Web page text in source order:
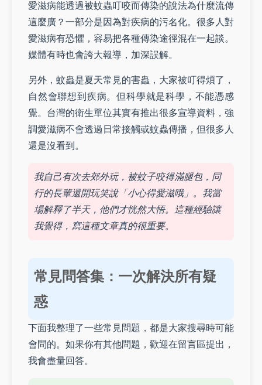
愛滋病能透過被蚊蟲叮咬而傳染的說法為什麼流傳
這麼廣？一部分是因為對疾病的污名化。很多人對
愛滋病有恐懼，容易把各種傳染途徑混在一起談。
媒體有時也會誇大報導，加深誤解。
另外，蚊蟲是夏天常見的害蟲，大家被叮得煩了，
自然會聯想到疾病。但科學就是科學，不能憑感
覺。台灣的衛生單位其實有推出很多宣導資料，強
調愛滋病不會透過日常接觸或蚊蟲傳播，但很多人
還是沒看到。
我自己有次去郊外玩，被蚊子咬得滿腿包，同
行的長輩還開玩笑說「小心得愛滋哦」。我當
場解釋了半天，他們才恍然大悟。這種經驗讓
我覺得，寫這種文章真的很重要。
常見問答集：一次解決所有疑
惑
下面我整理了一些常見問題，都是大家搜尋時可能
會問的。如果你有其他問題，歡迎在留言區提出，
我會盡量回答。